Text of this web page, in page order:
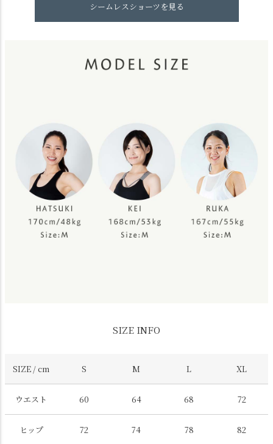
シームレスショーツを見る
SIZE INFO
SIZE / cm S M L XL
ウエスト 60 64 68 72
ヒップ 72 74 78 82